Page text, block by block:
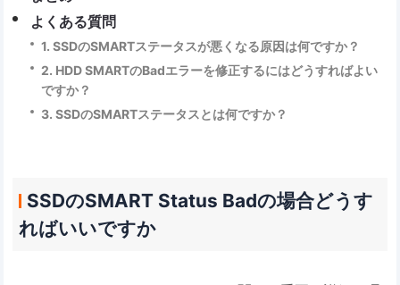
よくある質問
1. SSDのSMARTステータスが悪くなる原因は何ですか？
2. HDD SMARTのBadエラーを修正するにはどうすればよい
ですか？
3. SSDのSMARTステータスとは何ですか？
SSDのSMART Status Badの場合どうす
ればいいですか